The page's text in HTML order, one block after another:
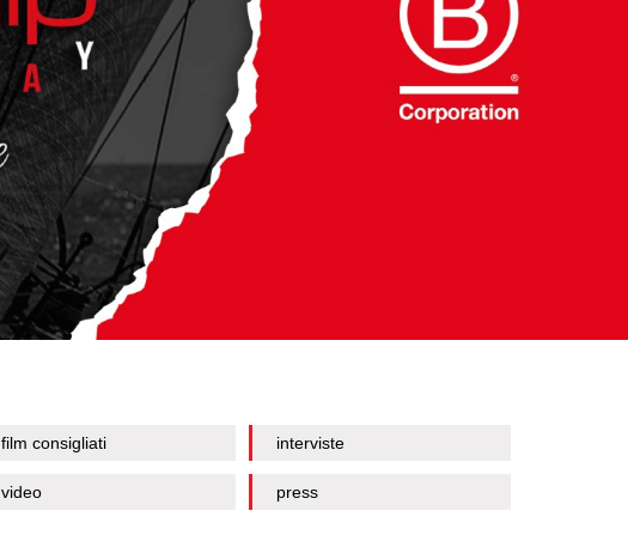
film consigliati interviste
video press